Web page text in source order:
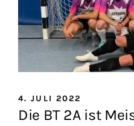
4. JULI 2022
Die BT 2A ist